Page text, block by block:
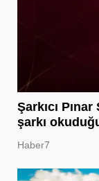
Şarkıcı
şarkı
Haber7